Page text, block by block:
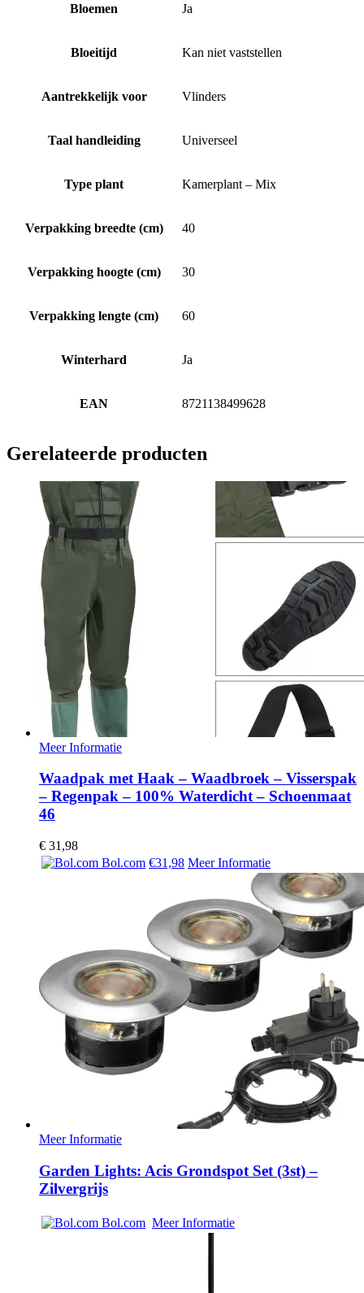
Bloemen Ja
Bloeitijd Kan niet vaststellen
Aantrekkelijk voor Vlinders
Taal handleiding Universeel
Type plant Kamerplant – Mix
Verpakking breedte (cm) 40
Verpakking hoogte (cm) 30
Verpakking lengte (cm) 60
Winterhard Ja
EAN 8721138499628
Gerelateerde producten
Meer Informatie
Waadpak met Haak – Waadbroek – Visserspak
– Regenpak – 100% Waterdicht – Schoenmaat
46
€ 31,98
Bol.com €31,98 Meer Informatie
Meer Informatie
Garden Lights: Acis Grondspot Set (3st) –
Zilvergrijs
Bol.com Meer Informatie